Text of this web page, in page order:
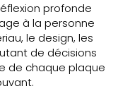
profonde
à la personne
le design, les
de décisions
de chaque plaque